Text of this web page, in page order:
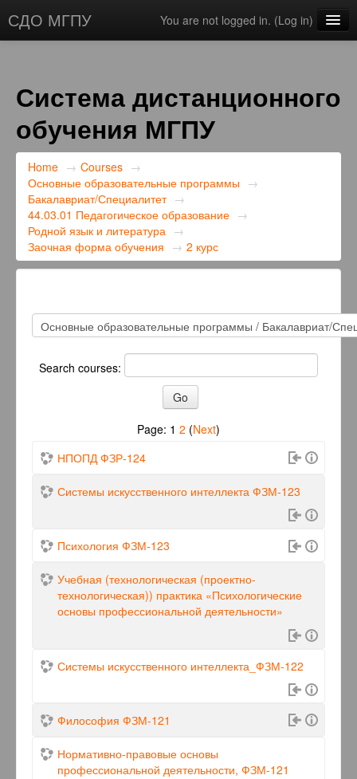
СДО МГПУ You are not logged in. (Log in)
Система дистанционного
обучения МГПУ
Home → Courses →
Основные образовательные программы →
Бакалавриат/Специалитет →
44.03.01 Педагогическое образование →
Родной язык и литература →
Заочная форма обучения → 2 курс
Search courses:
Page: 1 2 (Next)
НПОПД ФЗР-124
Системы искусственного интеллекта ФЗМ-123
Психология ФЗМ-123
Учебная (технологическая (проектно-
технологическая)) практика «Психологические
основы профессиональной деятельности»
Системы искусственного интеллекта_ФЗМ-122
Философия ФЗМ-121
Нормативно-правовые основы
профессиональной деятельности, ФЗМ-121